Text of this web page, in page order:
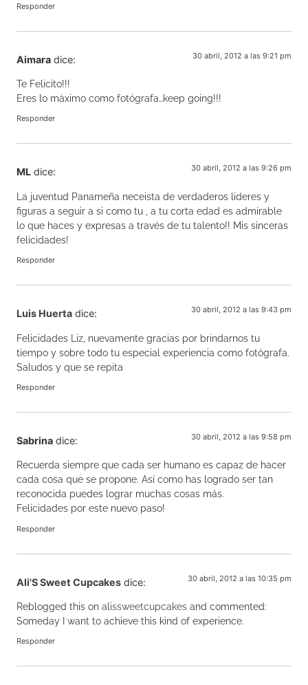
Responder
Aimara dice: 30 abril, 2012 a las 9:21 pm
Te Felicito!!!
Eres lo màximo como fotógrafa…keep going!!!
Responder
ML dice: 30 abril, 2012 a las 9:26 pm
La juventud Panameña neceista de verdaderos lideres y
figuras a seguir a si como tu , a tu corta edad es admirable
lo que haces y expresas a través de tu talento!! Mis sinceras
felicidades!
Responder
Luis Huerta dice: 30 abril, 2012 a las 9:43 pm
Felicidades Liz, nuevamente gracias por brindarnos tu
tiempo y sobre todo tu especial experiencia como fotógrafa.
Saludos y que se repita
Responder
Sabrina dice: 30 abril, 2012 a las 9:58 pm
Recuerda siempre que cada ser humano es capaz de hacer
cada cosa que se propone. Así como has logrado ser tan
reconocida puedes lograr muchas cosas más.
Felicidades por este nuevo paso!
Responder
Ali'S Sweet Cupcakes dice: 30 abril, 2012 a las 10:35 pm
Reblogged this on alissweetcupcakes and commented:
Someday I want to achieve this kind of experience.
Responder